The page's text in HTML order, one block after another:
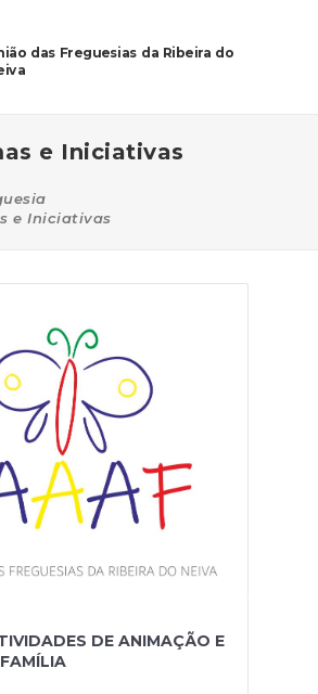
das Freguesias da Ribeira do
e Iniciativas
e Iniciativas
DE ANIMAÇÃO E